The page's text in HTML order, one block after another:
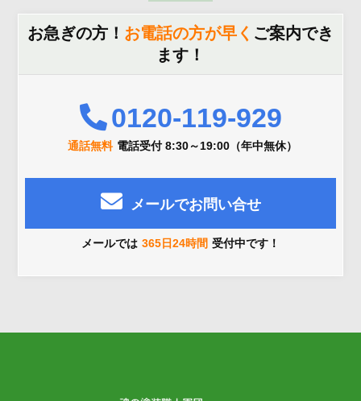
お急ぎの方！ お電話の方が早く ご案内でき
ます！
0120-119-929
通話無料 電話受付 8:30～19:00（年中無休）
メールでお問い合せ
メールでは 365日24時間 受付中です！